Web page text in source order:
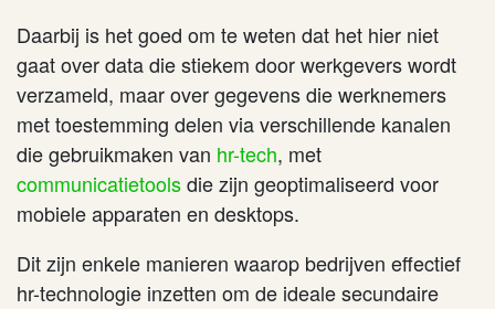
Daarbij is het goed om te weten dat het hier niet
gaat over data die stiekem door werkgevers wordt
verzameld, maar over gegevens die werknemers
met toestemming delen via verschillende kanalen
die gebruikmaken van hr-tech, met
communicatietoolsdie zijn geoptimaliseerd voor
mobiele apparaten en desktops.
Dit zijn enkele manieren waarop bedrijven effectief
hr-technologie inzetten om de ideale secundaire